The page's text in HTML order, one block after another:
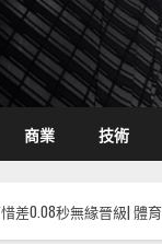
商業 技術
差0.08秒無緣晉級| 體育